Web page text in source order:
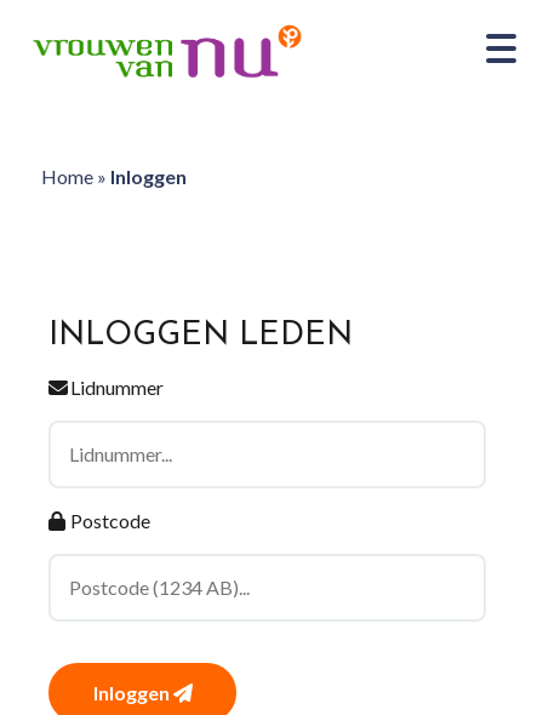
Home» Inloggen
INLOGGEN LEDEN
Lidnummer
Postcode
Inloggen